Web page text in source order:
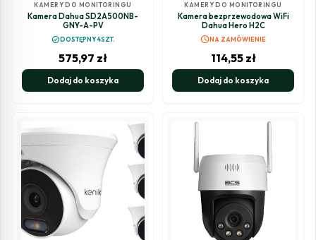
KAMERY DO MONITORINGU
Kamera Dahua SD2A500NB-
GNY-A-PV
check_circleDOSTĘPNY 4SZT.
575,97 zł
Dodaj do koszyka
KAMERY DO MONITORINGU
Kamera bezprzewodowa WiFi
Dahua Hero H2C
scheduleNA ZAMÓWIENIE
114,55 zł
Dodaj do koszyka